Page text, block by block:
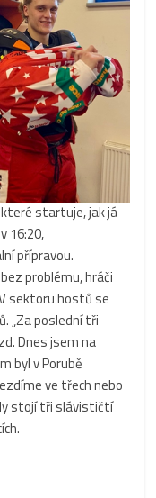
startuje, jak já
16:20,
přípravou.
problému, hráči
sektoru hostů se
„Za poslední tři
Dnes jsem na
byl v Porubě
ve třech nebo
stojí tři slávističtí